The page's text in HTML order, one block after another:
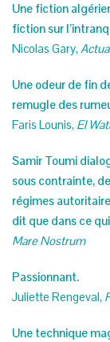
Une fiction
fiction sur
Nicolas Gary,
Une odeur de fin
remugle des
Faris Lounis, El
Samir Toumi
sous contrainte,
régimes
dit que dans ce
Mare Nostrum
Passionnant.
Juliette Rengeval,
Une technique